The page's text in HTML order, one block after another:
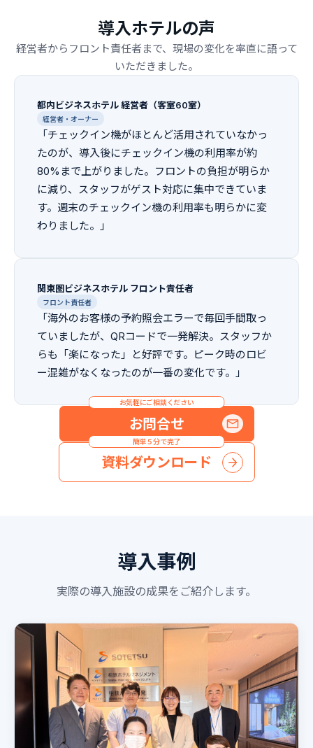
導入ホテルの声
経営者からフロント責任者まで、現場の変化を率直に語って
いただきました。
都内ビジネスホテル 経営者（客室60室）
経営者・オーナー
「チェックイン機がほとんど活用されていなかっ
たのが、導入後にチェックイン機の利用率が約
80%まで上がりました。フロントの負担が明らか
に減り、スタッフがゲスト対応に集中できていま
す。週末のチェックイン機の利用率も明らかに変
わりました。」
関東圏ビジネスホテル フロント責任者
フロント責任者
「海外のお客様の予約照会エラーで毎回手間取っ
ていましたが、QRコードで一発解決。スタッフか
らも「楽になった」と好評です。ピーク時のロビ
ー混雑がなくなったのが一番の変化です。」
お気軽にご相談ください
お問合せ
簡単５分で完了
資料ダウンロード
導入事例
実際の導入施設の成果をご紹介します。